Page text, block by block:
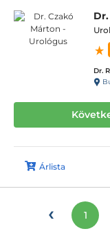
Dr.
Árlista
‹ 1